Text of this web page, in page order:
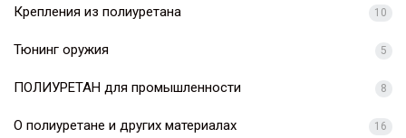
Крепления из полиуретана 10
Тюнинг оружия 5
ПОЛИУРЕТАН для промышленности 8
О полиуретане и других материалах 16